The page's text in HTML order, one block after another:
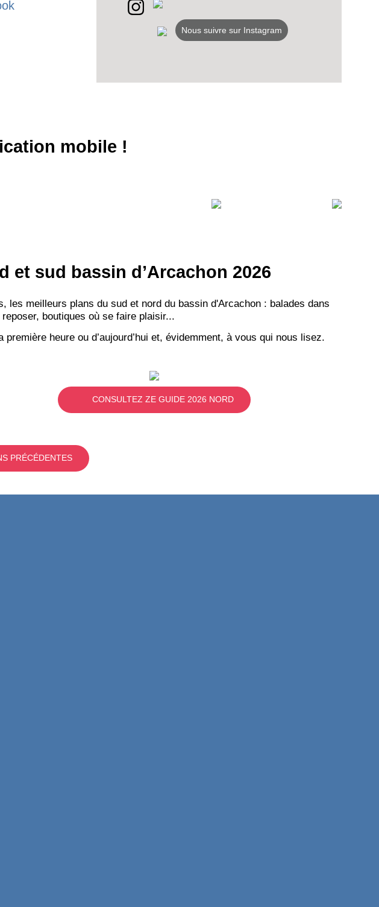
Nous suivre sur Instagram
mobile !
et sud bassin d’Arcachon 2026
les meilleurs plans du sud et nord du bassin d'Arcachon : balades dans
boutiques où se faire plaisir...
heure ou d’aujourd’hui et, évidemment, à vous qui nous lisez.
CONSULTEZ ZE GUIDE 2026 NORD
PRÉCÉDENTES